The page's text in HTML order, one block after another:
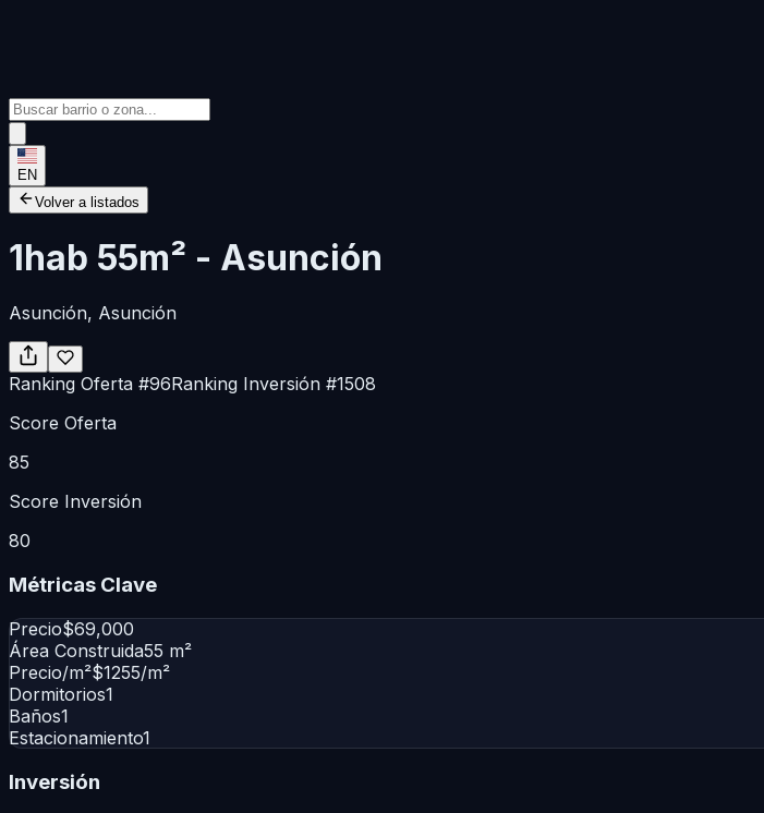
EN
Volver a listados
1hab 55m² - Asunción
Asunción, Asunción
Ranking Oferta #96Ranking Inversión #1508
Score Oferta
85
Score Inversión
80
Métricas Clave
Precio$69,000
Área Construida55 m²
Precio/m²$1255/m²
Dormitorios1
Baños1
Estacionamiento1
Inversión